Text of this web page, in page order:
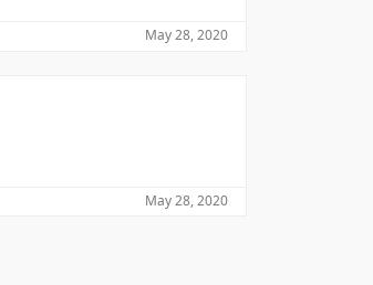
May 28, 2020
May 28, 2020